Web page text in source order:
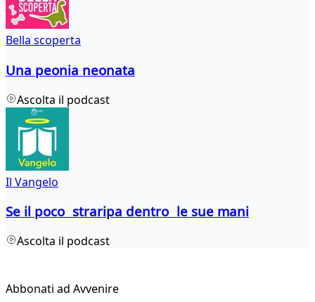
Bella scoperta
Una peonia neonata
Ascolta il podcast
Il Vangelo
Se il poco straripa dentro le sue mani
Ascolta il podcast
Abbonati ad Avvenire